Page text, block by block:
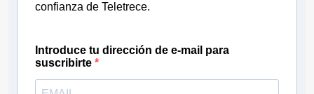
confianza de Teletrece.
Introduce tu dirección de e-mail para
suscribirte